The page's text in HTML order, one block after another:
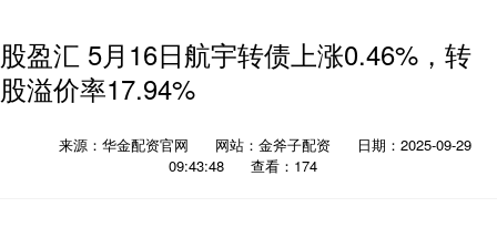
股盈汇 5月16日航宇转债上涨0.46%，转
股溢价率17.94%
来源：华金配资官网 网站：金斧子配资
日期：2025-09-29
09:43:48
查看：174